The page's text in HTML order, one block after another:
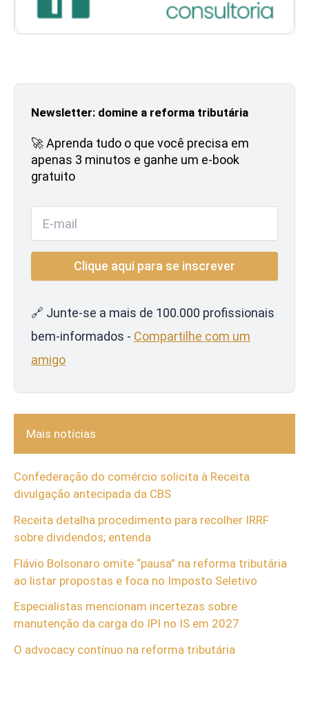
Newsletter: domine a reforma tributária
🚀 Aprenda tudo o que você precisa em
apenas 3 minutos e ganhe um e-book
gratuito
🔗 Junte-se a mais de 100.000 profissionais
bem-informados - Compartilhe com um
amigo
Mais notícias
Confederação do comércio solicita à Receita
divulgação antecipada da CBS
Receita detalha procedimento para recolher IRRF
sobre dividendos; entenda
Flávio Bolsonaro omite “pausa” na reforma tributária
ao listar propostas e foca no Imposto Seletivo
Especialistas mencionam incertezas sobre
manutenção da carga do IPI no IS em 2027
O advocacy contínuo na reforma tributária